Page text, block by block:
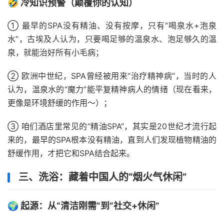
🤣 冷知识预警（颠覆你的认知）
① 最早的SPA没有精油、没有按摩，只有“喝泉水+泡泉
水”，古埃及人认为，只要喝足够的温泉水、泡足够久的温
泉，就能治好所有小毛病；
② 欧洲中世纪，SPA曾经被用来“治疗精神病”，当时的人
认为，温泉水的“魔力”能平复精神病人的情绪（现在看来，
更像是环境舒缓的作用～）；
③ 咱们酒店里常见的“精油SPA”，其实是20世纪才流行起
来的，最早的SPA根本没有精油，直到人们发现植物精油的
舒缓作用，才把它和SPA结合起来。
三、洗浴：藏着中国人的“烟火气休闲”
🌍 起源：从“清洁刚需”到“社交+休闲”